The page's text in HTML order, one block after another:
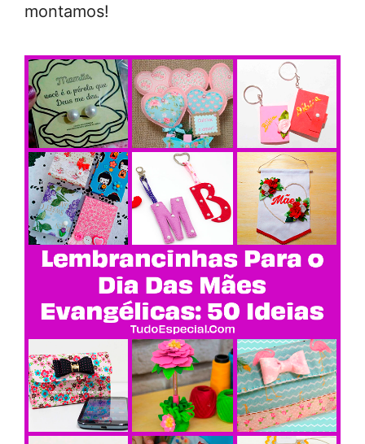
montamos!